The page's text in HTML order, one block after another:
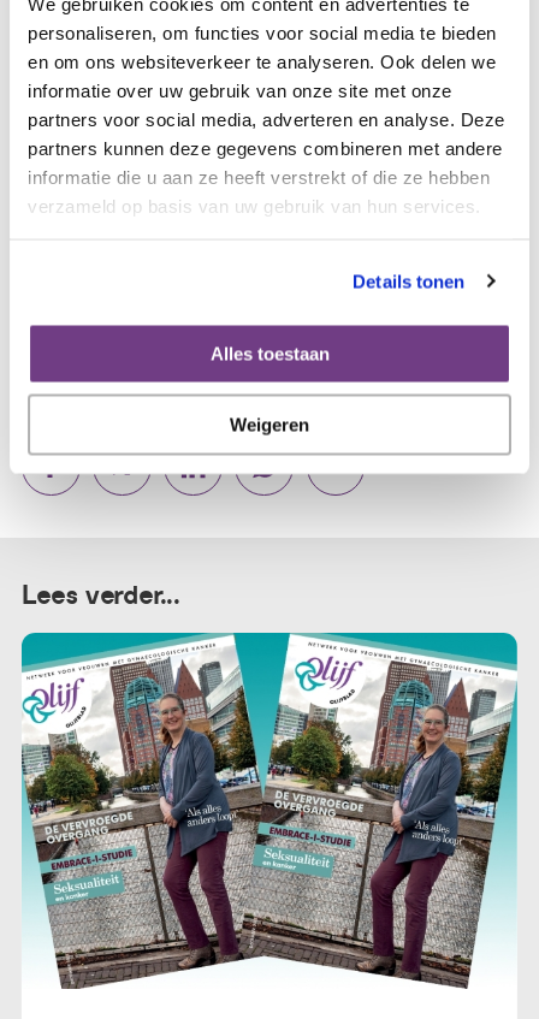
personaliseren, om functies voor social media te bieden
en om ons websiteverkeer te analyseren. Ook delen we
informatie over uw gebruik van onze site met onze
partners voor social media, adverteren en analyse. Deze
partners kunnen deze gegevens combineren met andere
informatie die u aan ze heeft verstrekt of die ze hebben
verzameld op basis van uw gebruik van hun services.
Details tonen
Alles toestaan
Weigeren
Bekijk hieronder de factsheet en de hele rapportage.
211209 DJE financieel
rapportage definitief
NFK DJE Financiele gevolgen
Lees verder...